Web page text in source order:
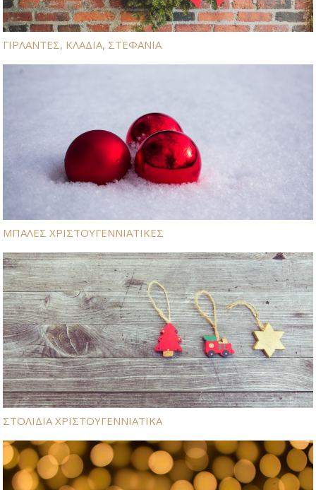
ΓΙΡΛΑΝΤΕΣ, ΚΛΑΔΙΑ, ΣΤΕΦΑΝΙΑ
ΜΠΑΛΕΣ ΧΡΙΣΤΟΥΓΕΝΝΙΑΤΙΚΕΣ
ΣΤΟΛΙΔΙΑ ΧΡΙΣΤΟΥΓΕΝΝΙΑΤΙΚΑ